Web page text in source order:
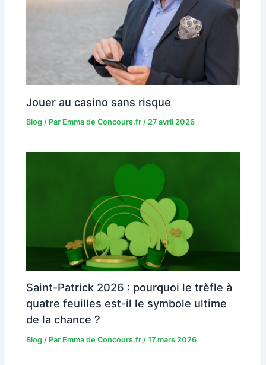
Jouer au casino sans risque
Blog / Par Emma de Concours.fr/27 avril 2026
Saint-Patrick 2026 : pourquoi le trèfle à
quatre feuilles est-il le symbole ultime
de la chance ?
Blog / Par Emma de Concours.fr /17 mars 2026